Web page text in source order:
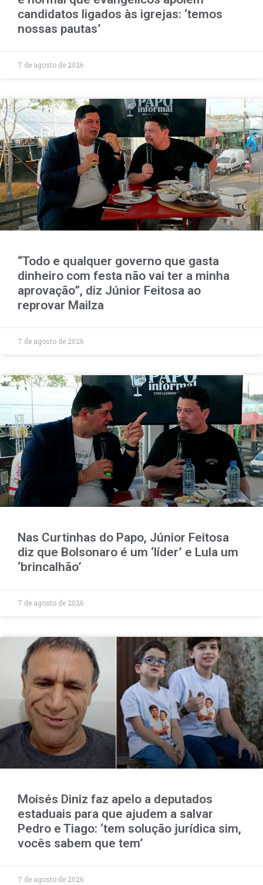
candidatos ligados às igrejas: ‘temos
nossas pautas’
7 de agosto de 2026
“Todo e qualquer governo que gasta
dinheiro com festa não vai ter a minha
aprovação”, diz Júnior Feitosa ao
reprovar Mailza
7 de agosto de 2026
Nas Curtinhas do Papo, Júnior Feitosa
diz que Bolsonaro é um ‘líder’ e Lula um
‘brincalhão’
7 de agosto de 2026
Moisés Diniz faz apelo a deputados
estaduais para que ajudem a salvar
Pedro e Tiago: ‘tem solução jurídica sim,
vocês sabem que tem’
7 de agosto de 2026